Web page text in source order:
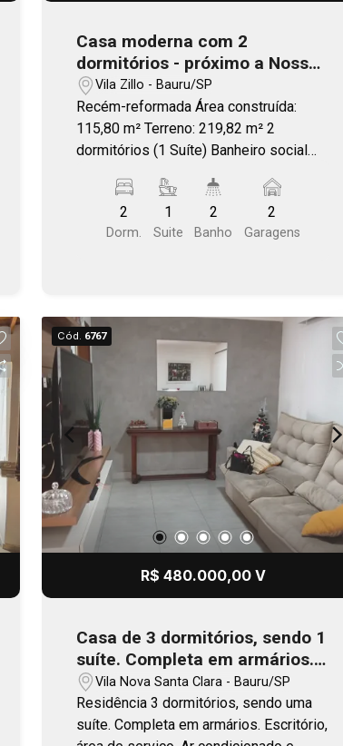
Casa moderna com 2
dormitórios - próximo a Nossa
Senhora de Fátima
Vila Zillo - Bauru/SP
Recém-reformada Área construída:
115,80 m² Terreno: 219,82 m² 2
dormitórios (1 Suíte) Banheiro social
equipada com cooktop Área de lazer
com churrasqueira Lavanderia Amplo
quintal: Permite instalação futura de
2
Dorm.
1
Suite
2
Banho
2
Garagens
Cód. 6767
R$ 480.000,00 V
Casa de 3 dormitórios, sendo 1
suíte. Completa em armários.
Próximo ao SESI.
Vila Nova Santa Clara - Bauru/SP
Residência 3 dormitórios, sendo uma
suíte. Completa em armários. Escritório,